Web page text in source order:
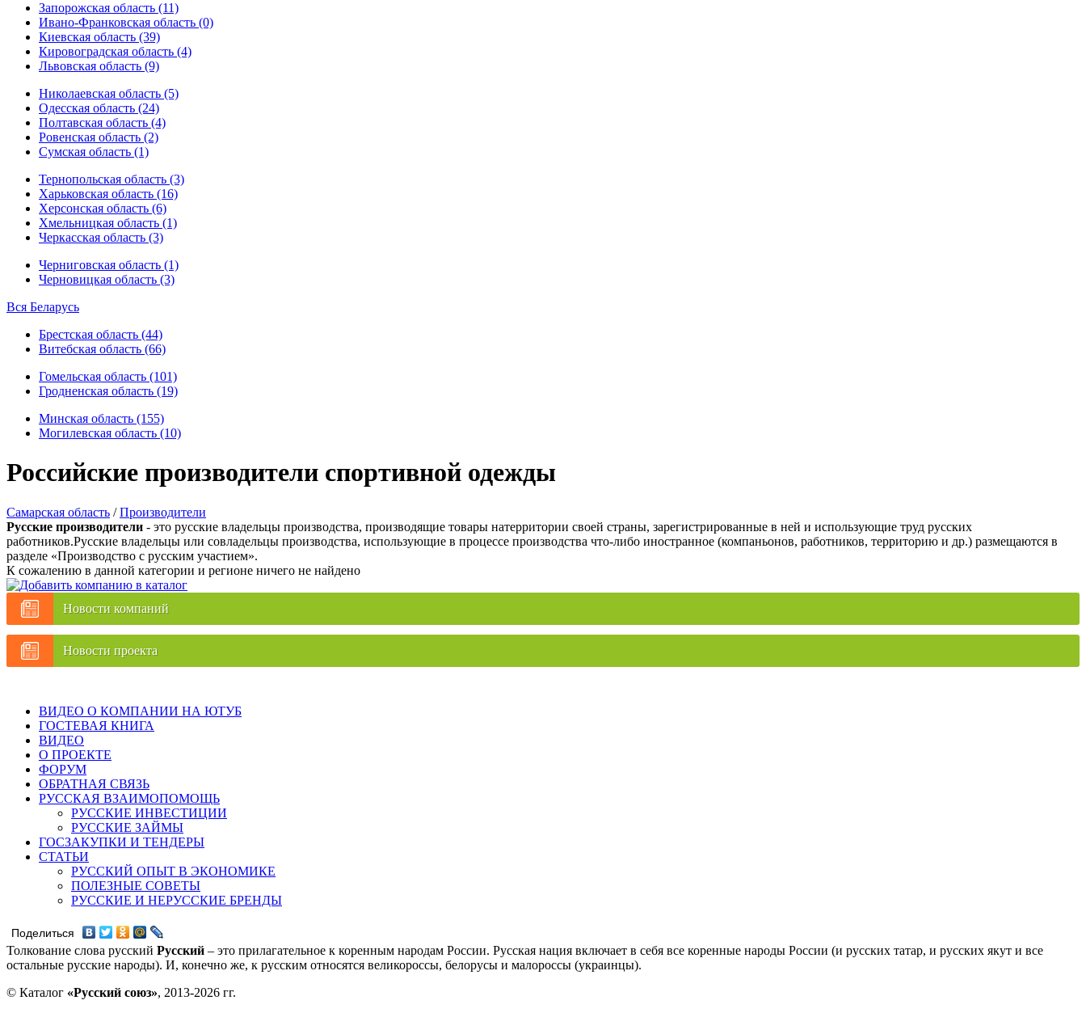
Запорожская область (11)
Ивано-Франковская область (0)
Киевская область (39)
Кировоградская область (4)
Львовская область (9)
Николаевская область (5)
Одесская область (24)
Полтавская область (4)
Ровенская область (2)
Сумская область (1)
Тернопольская область (3)
Харьковская область (16)
Херсонская область (6)
Хмельницкая область (1)
Черкасская область (3)
Черниговская область (1)
Черновицкая область (3)
Вся Беларусь
Брестская область (44)
Витебская область (66)
Гомельская область (101)
Гродненская область (19)
Минская область (155)
Могилевская область (10)
Российские производители спортивной одежды
Самарская область /Производители
Русские производители - это русские владельцы производства, производящие товары натерритории своей страны, зарегистрированные в ней и использующие труд русских
работников.Русские владельцы или совладельцы производства, использующие в процессе производства что-либо иностранное (компаньонов, работников, территорию и др.) размещаются в
разделе «Производство с русским участием».
К сожалению в данной категории и регионе ничего не найдено
Новости компаний
Новости проекта
ВИДЕО О КОМПАНИИ НА ЮТУБ
ГОСТЕВАЯ КНИГА
ВИДЕО
О ПРОЕКТЕ
ФОРУМ
ОБРАТНАЯ СВЯЗЬ
РУССКАЯ ВЗАИМОПОМОЩЬ
РУССКИЕ ИНВЕСТИЦИИ
РУССКИЕ ЗАЙМЫ
ГОСЗАКУПКИ И ТЕНДЕРЫ
СТАТЬИ
РУССКИЙ ОПЫТ В ЭКОНОМИКЕ
ПОЛЕЗНЫЕ СОВЕТЫ
РУССКИЕ И НЕРУССКИЕ БРЕНДЫ
Поделиться
Толкование слова русский Русский – это прилагательное к коренным народам России. Русская нация включает в себя все коренные народы России (и русских татар, и русских якут и все
остальные русские народы). И, конечно же, к русским относятся великороссы, белорусы и малороссы (украинцы).
© Каталог «Русский союз», 2013-2026 гг.